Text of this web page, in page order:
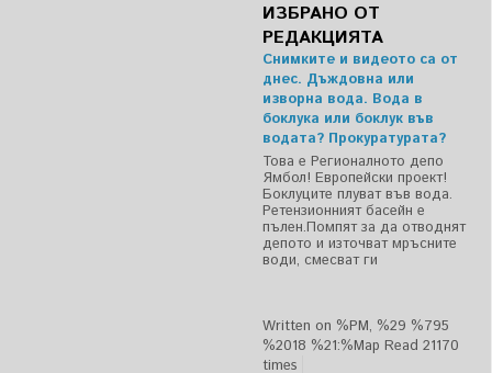
ИЗБРАНО ОТ
РЕДАКЦИЯТА
Снимките и видеото са от
днес. Дъждовна или
изворна вода. Вода в
боклука или боклук във
водата? Прокуратурата?
Това е Регионалното депо
Ямбол! Европейски проект!
Боклуците плуват във вода.
Ретензионният басейн е
пълен.Помпят за да отводнят
депото и източват мръсните
води, смесват ги
Written on %PM, %29 %795
%2018 %21:%Мар Read 21170
times